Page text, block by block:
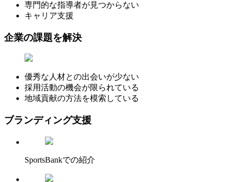
専門的な指導者が見つからない
キャリア支援
企業の課題を解決
優秀な人材との出会いが少ない
採用活動の機会が限られている
地域貢献の方法を模索している
ブランディング支援
SportsBankでの紹介